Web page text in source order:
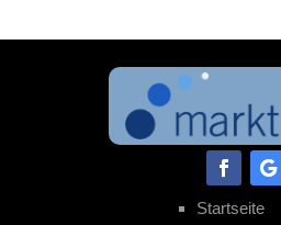
Startseite